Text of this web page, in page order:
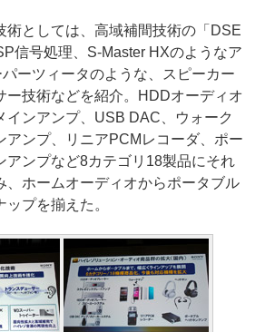
としては、高域補間技術の「DSE
信号処理、S-Master HXのようなア
ーツィータのような、スピーカー
ー技術などを紹介。HDDオーディオ
インアンプ、USB DAC、ウォーク
アンプ、リニアPCMレコーダ、ポー
アンプなど8カテゴリ18製品にそれ
、ホームオーディオからポータブル
プを揃えた。